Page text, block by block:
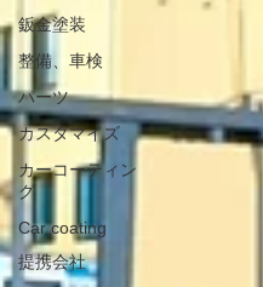
鈑金塗装
整備、車検
パーツ
カスタマイズ
カーコーティン
グ
Car coating
提携会社